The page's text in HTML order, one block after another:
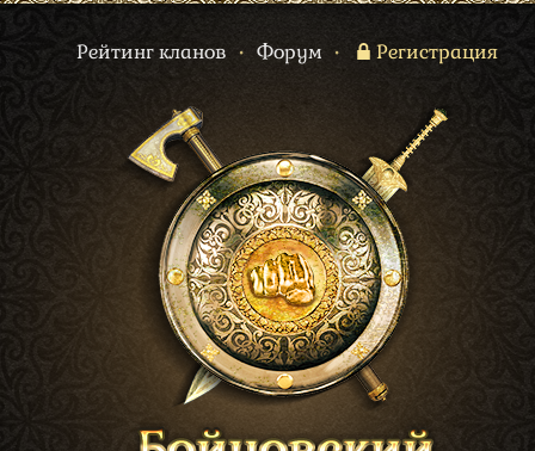
Рейтинг кланов • Форум • Регистрация